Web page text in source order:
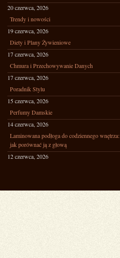
20 czerwca, 2026
Trendy i nowości
19 czerwca, 2026
Diety i Plany Żywieniowe
17 czerwca, 2026
Chmura i Przechowywanie Danych
17 czerwca, 2026
Poradnik Stylu
15 czerwca, 2026
Perfumy Damskie
14 czerwca, 2026
Laminowana podłoga do codziennego wnętrza:
jak porównać ją z głową
12 czerwca, 2026